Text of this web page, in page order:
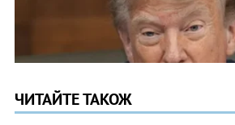
ЧИТАЙТЕ ТАКОЖ